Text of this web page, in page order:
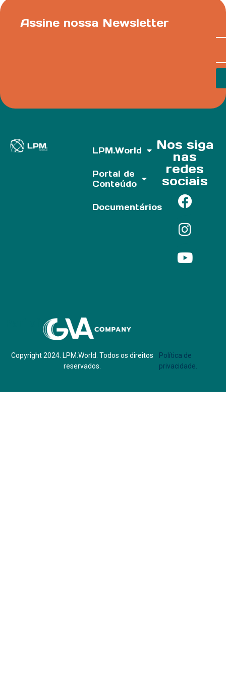
Assine nossa Newsletter
LPM.World
Portal de
Conteúdo
Documentários
Nos siga
nas
redes
sociais
Copyright 2024. LPM.World. Todos os direitos
reservados.
Política de
privacidade.